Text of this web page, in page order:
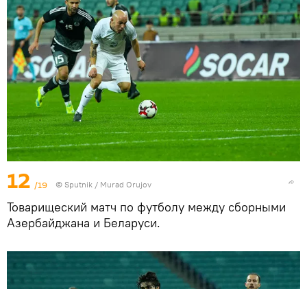
12 /19 © Sputnik / Murad Orujov
Товарищеский матч по футболу между сборными
Азербайджана и Беларуси.